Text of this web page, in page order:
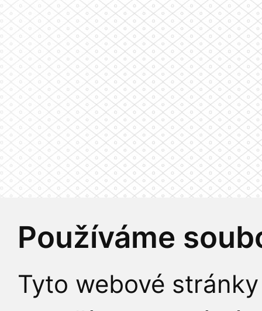
Používáme
Tyto webové